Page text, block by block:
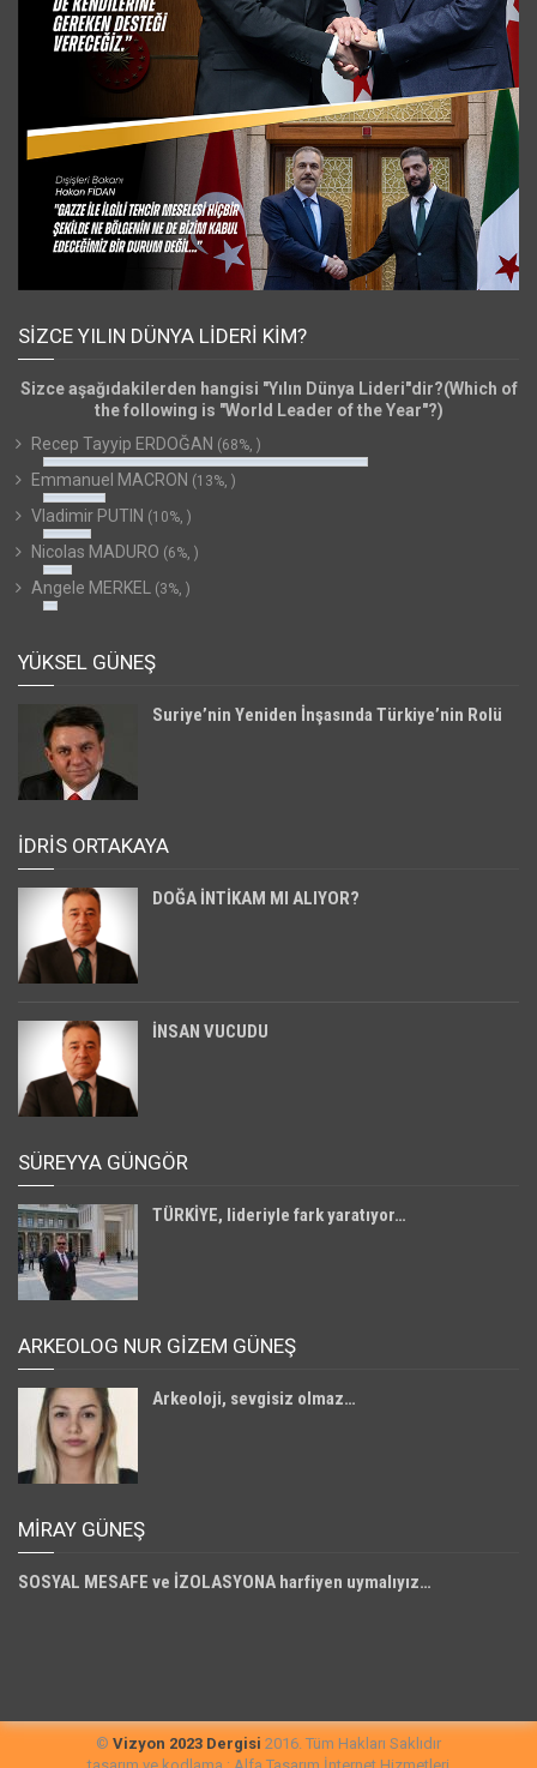
SIZCE YILIN DÜNYA LIDERI KIM?
Sizce aşağıdakilerden hangisi "Yılın Dünya Lideri"dir?(Which of
the following is "World Leader of the Year"?)
Recep Tayyip ERDOĞAN (68%, )
Emmanuel MACRON (13%, )
Vladimir PUTIN (10%, )
Nicolas MADURO (6%, )
Angele MERKEL (3%, )
YÜKSEL GÜNEŞ
Suriye’nin Yeniden İnşasında Türkiye’nin Rolü
İDRİS ORTAKAYA
DOĞA İNTİKAM MI ALIYOR?
İNSAN VUCUDU
SÜREYYA GÜNGÖR
TÜRKİYE, lideriyle fark yaratıyor…
ARKEOLOG NUR GİZEM GÜNEŞ
Arkeoloji, sevgisiz olmaz…
MIRAY GÜNEŞ
SOSYAL MESAFE ve İZOLASYONA harfiyen uymalıyız…
© Vizyon 2023 Dergisi 2016. Tüm Hakları Saklıdır